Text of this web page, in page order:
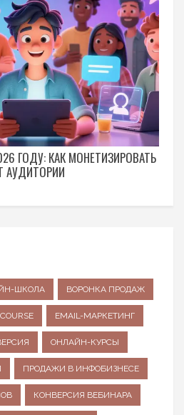
ГОДУ: КАК МОНЕТИЗИРОВАТЬ
АУДИТОРИИ
ШКОЛА ВОРОНКА ПРОДАЖ
EMAIL-МАРКЕТИНГ
ОНЛАЙН-КУРСЫ
ПРОДАЖИ В ИНФОБИЗНЕСЕ
КОНВЕРСИЯ ВЕБИНАРА